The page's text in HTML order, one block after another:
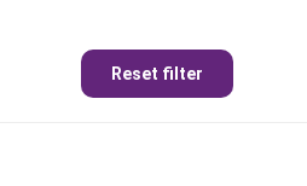
Reset filter